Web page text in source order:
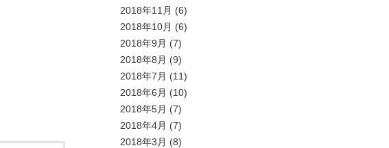
2018年11月 (6)
2018年10月 (6)
2018年9月 (7)
2018年8月 (9)
2018年7月 (11)
2018年6月 (10)
2018年5月 (7)
2018年4月 (7)
2018年3月 (8)